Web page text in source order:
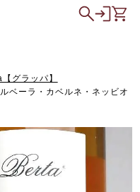
グラッパ】
ーラ・カベルネ・ネッビオ